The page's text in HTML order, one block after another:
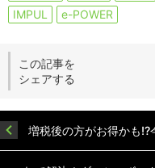
IMPUL
e-POWER
この記事を
シェアする
増税後の方がお得かも!?